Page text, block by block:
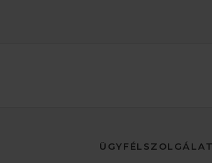
ÜGYFÉLSZOLGÁLAT